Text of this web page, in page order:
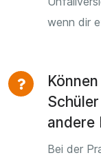
wenn dir
andere
Bei der